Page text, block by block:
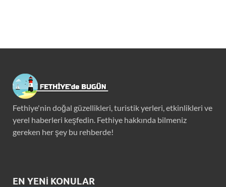
Fethiye'nin doğal güzellikleri, turistik yerleri, etkinlikleri ve
yerel haberleri keşfedin. Fethiye hakkında bilmeniz
gereken her şey bu rehberde!
EN YENI KONULAR